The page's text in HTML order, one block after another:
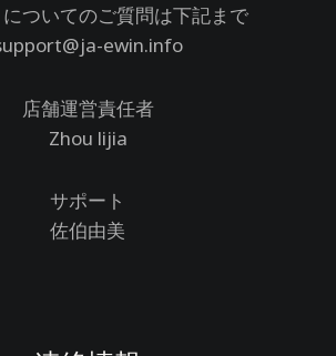
ついてのご質問は下記まで
ewin.info
店舗運営責任者
Zhou lijia
サポート
佐伯由美